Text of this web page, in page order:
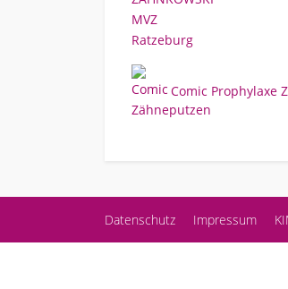
Comic Prophylaxe
Datenschutz Impressum